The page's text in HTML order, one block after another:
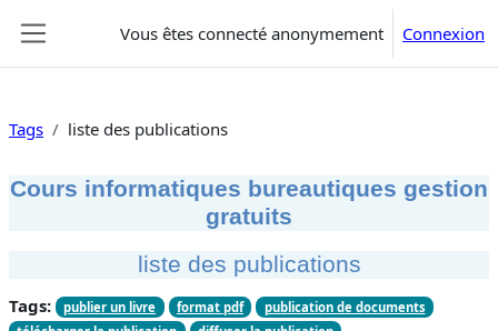
Vous êtes connecté anonymement Connexion
Tags liste des publications
Cours informatiques bureautiques gestion
gratuits
liste des publications
Tags: publier un livre format pdf
publication de documents